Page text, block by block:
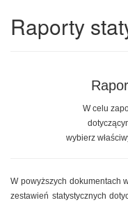
Raporty
W celu
wybierz
W powyższych dokumentach
zestawień statystycznych